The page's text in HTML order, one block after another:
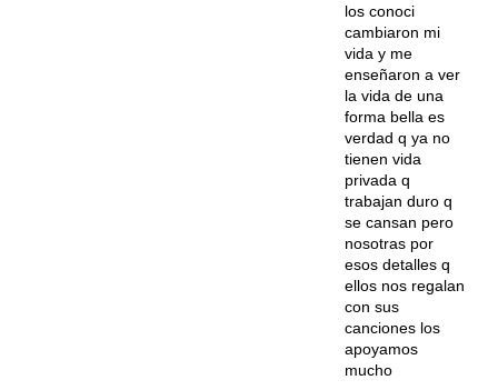
los conoci
cambiaron mi
vida y me
enseñaron a ver
la vida de una
forma bella es
verdad q ya no
tienen vida
privada q
trabajan duro q
se cansan pero
nosotras por
esos detalles q
ellos nos regalan
con sus
canciones los
apoyamos
mucho